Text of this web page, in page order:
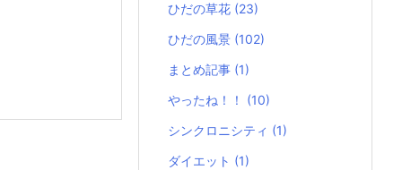
ひだの草花 (23)
ひだの風景 (102)
まとめ記事 (1)
やったね！！ (10)
シンクロニシティ (1)
ダイエット (1)